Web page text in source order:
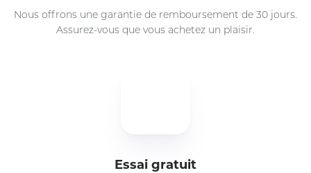
Nous offrons une garantie de remboursement de 30 jours.
Assurez-vous que vous achetez un plaisir.
Essai gratuit